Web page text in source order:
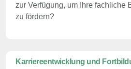
zur Verfügung, um Ihre fachliche
zu fördern?
Karriereentwicklung und